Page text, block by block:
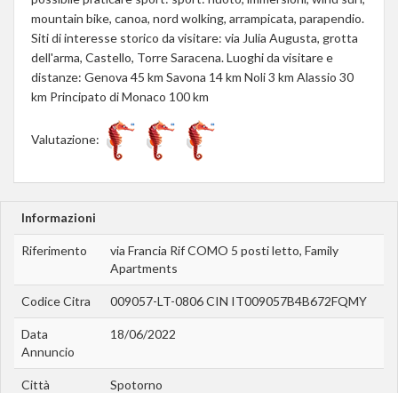
mountain bike, canoa, nord wolking, arrampicata, parapendio.
Siti di interesse storico da visitare: via Julia Augusta, grotta
dell'arma, Castello, Torre Saracena. Luoghi da visitare e
distanze: Genova 45 km Savona 14 km Noli 3 km Alassio 30
km Principato di Monaco 100 km
Valutazione:
Informazioni
Riferimento
via Francia Rif COMO 5 posti letto, Family
Apartments
Codice Citra 009057-LT-0806 CIN IT009057B4B672FQMY
Data
Annuncio
18/06/2022
Città Spotorno